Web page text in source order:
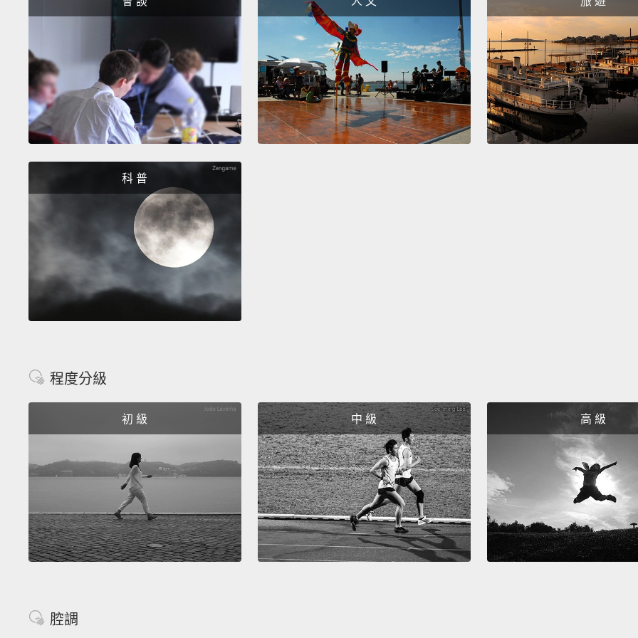
科 普
程度分級
初 級 中 級 高 級
腔調